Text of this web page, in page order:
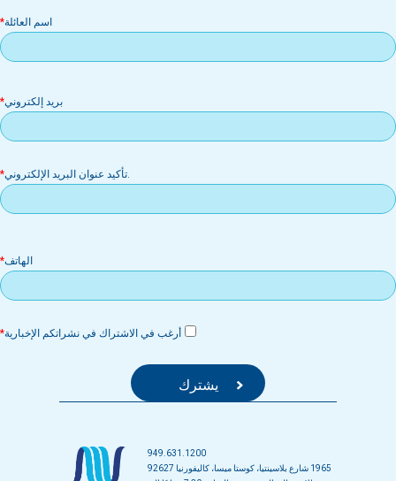
اسم العائلة
بريد إلكتروني
.تأكيد عنوان البريد الإلكتروني
الهاتف
أرغب في الاشتراك في نشراتكم الإخبارية
949.631.1200
1965 شارع بلاسينتيا، كوستا ميسا، كاليفورنيا 92627